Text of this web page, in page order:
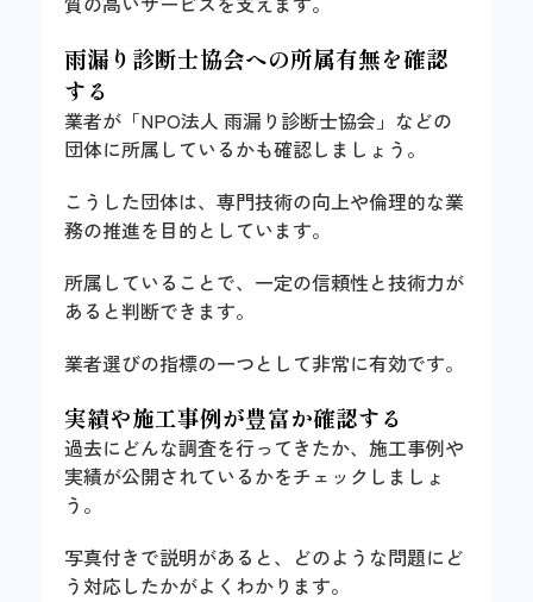
雨漏り診断士協会への所属有無を確認
する
業者が「NPO法人 雨漏り診断士協会」などの
団体に所属しているかも確認しましょう。
こうした団体は、専門技術の向上や倫理的な業
務の推進を目的としています。
所属していることで、一定の信頼性と技術力が
あると判断できます。
業者選びの指標の一つとして非常に有効です。
実績や施工事例が豊富か確認する
過去にどんな調査を行ってきたか、施工事例や
実績が公開されているかをチェックしましょ
う。
写真付きで説明があると、どのような問題にど
う対応したかがよくわかります。